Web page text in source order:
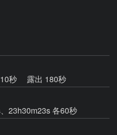
秒
露出 180秒
23h30m23s 各60秒